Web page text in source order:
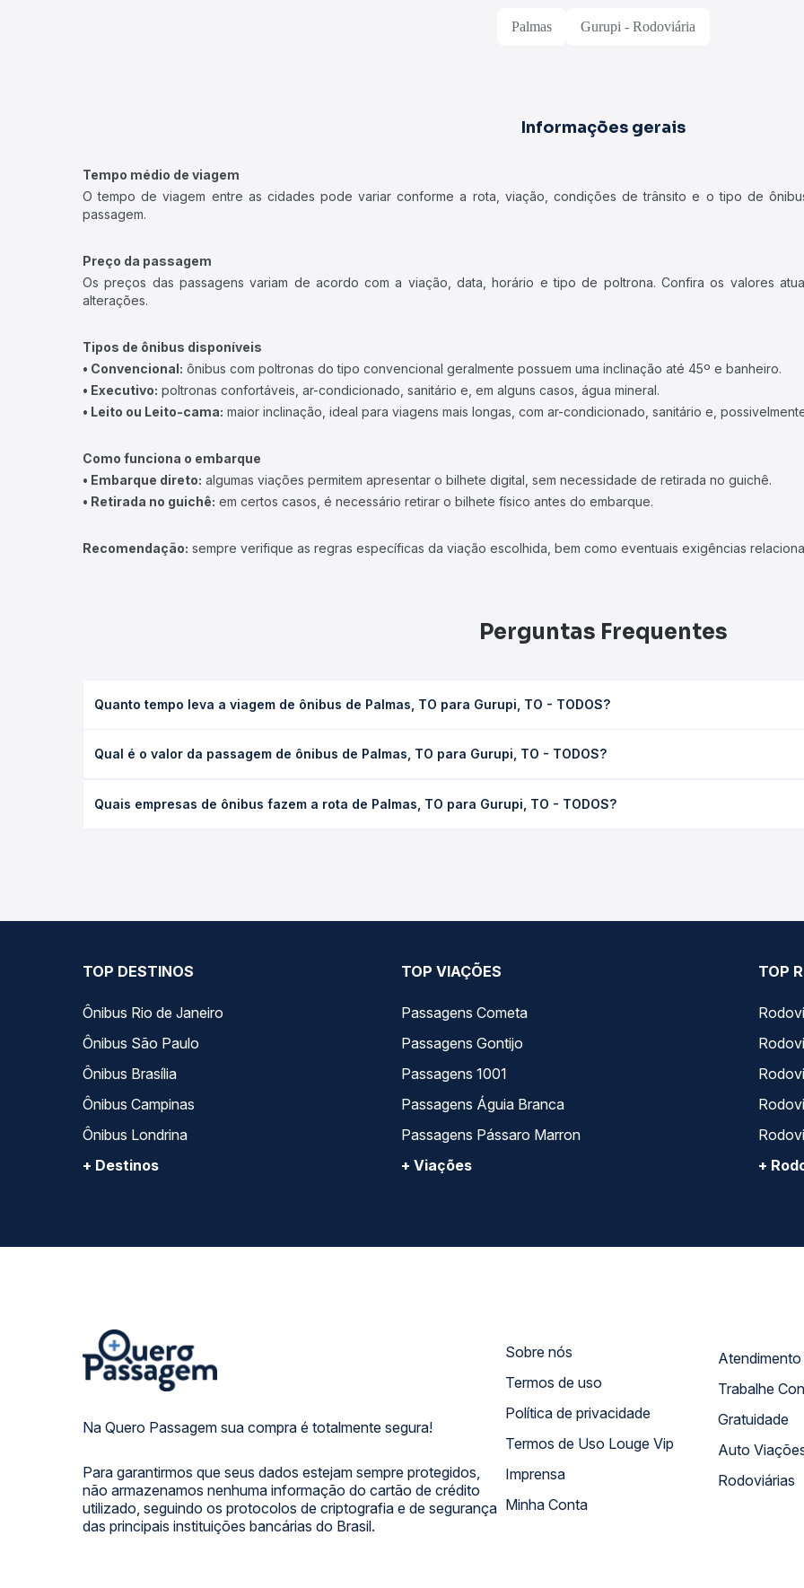
Palmas Gurupi - Rodoviária
Informações gerais
Tempo médio de viagem
O tempo de viagem entre as cidades pode variar conforme a rota, viação, condições de trânsito e o tipo de
passagem.
Preço da passagem
Os preços das passagens variam de acordo com a viação, data, horário e tipo de poltrona. Confira os valores
alterações.
Tipos de ônibus disponíveis
• Convencional: ônibus com poltronas do tipo convencional geralmente possuem uma inclinação até 45º e banheiro.
• Executivo: poltronas confortáveis, ar-condicionado, sanitário e, em alguns casos, água mineral.
• Leito ou Leito-cama: maior inclinação, ideal para viagens mais longas, com ar-condicionado, sanitário e,
Como funciona o embarque
• Embarque direto: algumas viações permitem apresentar o bilhete digital, sem necessidade de retirada no guichê.
• Retirada no guichê: em certos casos, é necessário retirar o bilhete físico antes do embarque.
Recomendação: sempre verifique as regras específicas da viação escolhida, bem como eventuais exigências
Perguntas Frequentes
Quanto tempo leva a viagem de ônibus de Palmas, TO para Gurupi, TO - TODOS?
leito) e as condições de tráfego. Na Quero Passagem você consulta os horários disponíveis e vê a duração exata de
Qual é o valor da passagem de ônibus de Palmas, TO para Gurupi, TO - TODOS?
antecedência da compra. Na Quero Passagem você compara os preços de todas as viações em tempo real e garante
Quais empresas de ônibus fazem a rota de Palmas, TO para Gurupi, TO - TODOS?
TOP DESTINOS
Ônibus Rio de Janeiro
Ônibus São Paulo
Ônibus Brasília
Ônibus Campinas
Ônibus Londrina
+ Destinos
TOP VIAÇÕES
Passagens Cometa
Passagens Gontijo
Passagens 1001
Passagens Águia Branca
Passagens Pássaro Marron
+ Viações
TOP
+
Na Quero Passagem sua compra é totalmente segura!
Para garantirmos que seus dados estejam sempre protegidos,
não armazenamos nenhuma informação do cartão de crédito
utilizado, seguindo os protocolos de criptografia e de segurança
das principais instituições bancárias do Brasil.
Sobre nós
Termos de uso
Política de privacidade
Termos de Uso Louge Vip
Imprensa
Minha Conta
Trabalhe
Gratuidade
Auto
Rodoviárias